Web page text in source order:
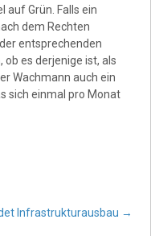
auf Grün. Falls ein
dem Rechten
entsprechenden
es derjenige ist, als
Wachmann auch ein
sich einmal pro Monat
Infrastrukturausbau →